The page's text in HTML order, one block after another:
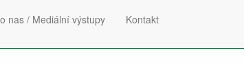
nas / Mediální výstupy Kontakt